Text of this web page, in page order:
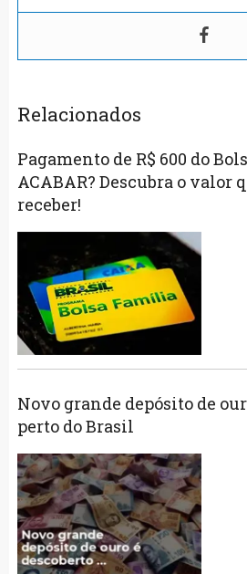
Relacionados
Pagamento de R$ 600 do
ACABAR? Descubra o valor
receber!
Novo grande depósito de
perto do Brasil